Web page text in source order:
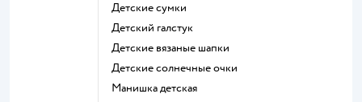
Детские сумки
Детский галстук
Детские вязаные шапки
Детские солнечные очки
Манишка детская